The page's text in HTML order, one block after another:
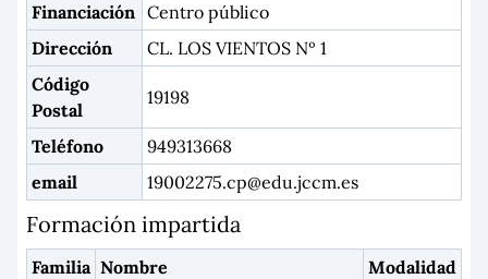
Financiación Centro público
Dirección
CL. LOS VIENTOS Nº 1
Código
Postal
19198
Teléfono
949313668
email
19002275.cp@edu.jccm.es
Formación impartida
Familia Nombre
Modalidad